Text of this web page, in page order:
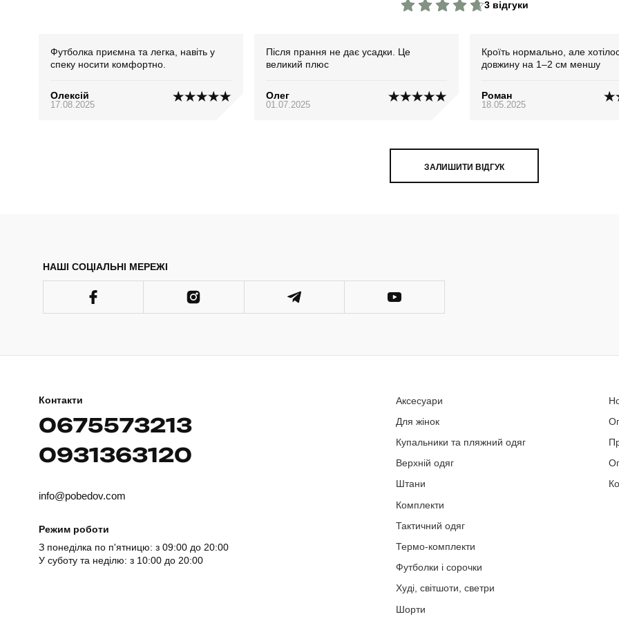
3 відгуки
Футболка приємна та легка, навіть у
спеку носити комфортно.
Олексій
17.08.2025
Після прання не дає усадки. Це
великий плюс
Олег
01.07.2025
Кроїть нормально, але
довжину на 1–2 см меншу
Роман
18.05.2025
ЗАЛИШИТИ ВІДГУК
НАШІ СОЦІАЛЬНІ МЕРЕЖІ
Контакти
0675573213
0931363120
info@pobedov.com
Режим роботи
З понеділка по п'ятницю: з 09:00 до 20:00
У суботу та неділю: з 10:00 до 20:00
Аксесуари
Для жінок
Купальники та пляжний одяг
Верхній одяг
Штани
Комплекти
Тактичний одяг
Термо-комплекти
Футболки і сорочки
Худі, світшоти, светри
Шорти